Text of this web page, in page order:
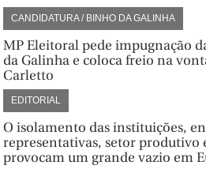
CANDIDATURA / BINHO DA GALINHA
MP Eleitoral pede impugnação
da Galinha e coloca freio na
Carletto
EDITORIAL
O isolamento das instituições,
representativas, setor produtivo
provocam um grande vazio em